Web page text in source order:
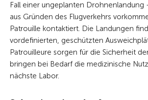
Fall einer ungeplanten Drohnenlandung
aus Gründen des Flugverkehrs
Patrouille kontaktiert. Die Landungen
vordefinierten, geschützten
Patrouilleure sorgen für die Sicherheit
bringen bei Bedarf die medizinische
nächste Labor.